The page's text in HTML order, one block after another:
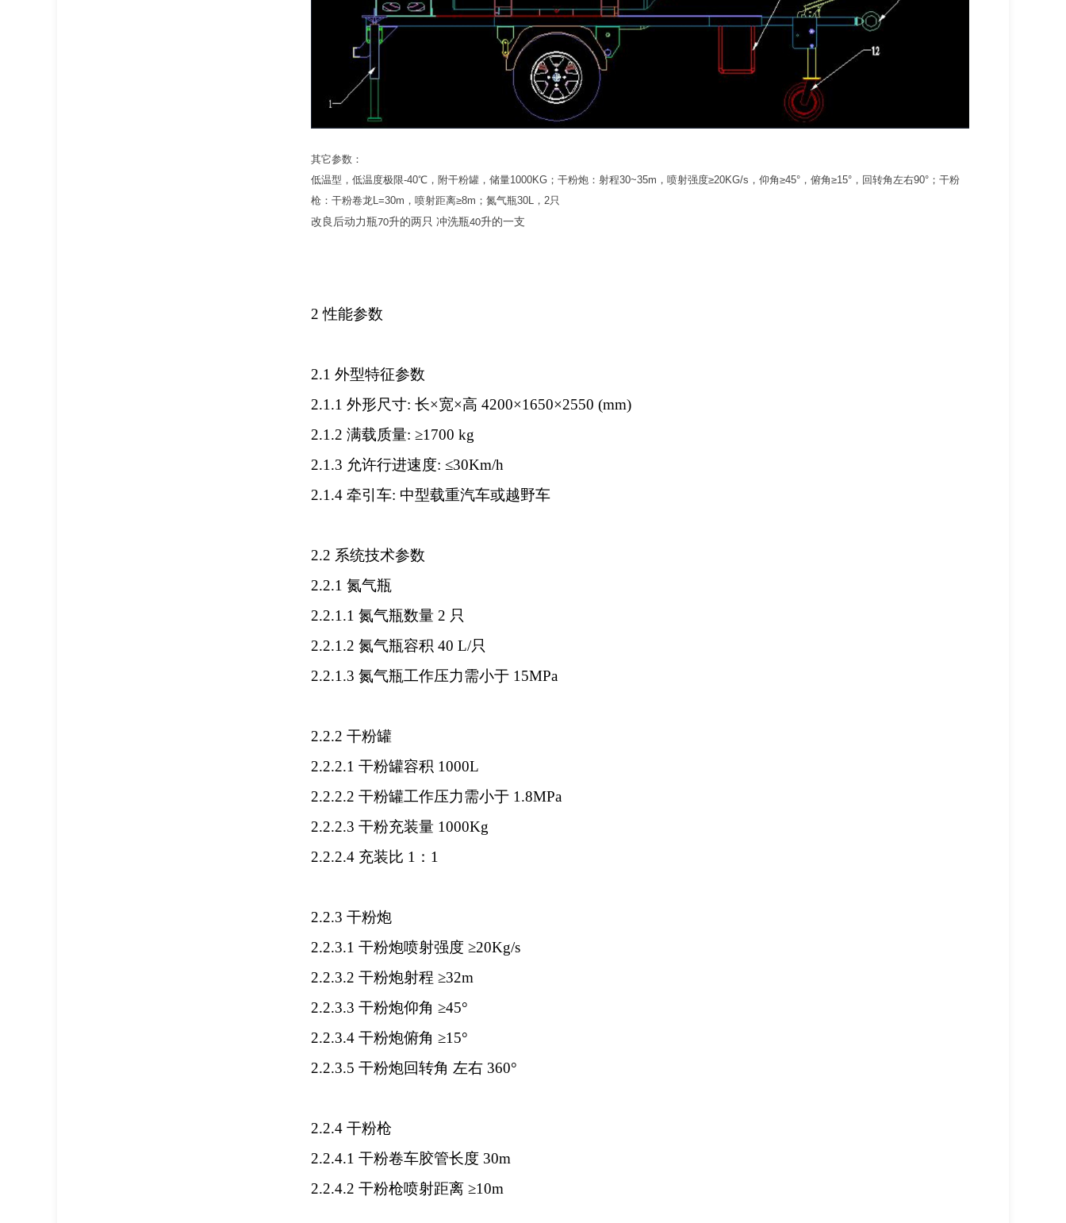
其它参数：
低温型，低温度极限-40℃，附干粉罐，储量1000KG；干粉炮：射程30~35m，喷射强度≥20KG/s，仰角≥45°，俯角≥15°，回转角左右90°；干粉
枪：干粉卷龙L=30m，喷射距离≥8m；氮气瓶30L，2只
改良后动力瓶70升的两只 冲洗瓶40升的一支
2性能参数
2.1 外型特征参数
2.1.1 外形尺寸: 长×宽×高 4200×1650×2550 (mm)
2.1.2 满载质量: ≥1700 kg
2.1.3 允许行进速度: ≤30Km/h
2.1.4 牵引车: 中型载重汽车或越野车
2.2 系统技术参数
2.2.1 氮气瓶
2.2.1.1 氮气瓶数量 2 只
2.2.1.2 氮气瓶容积 40 L/只
2.2.1.3 氮气瓶工作压力需小于 15MPa
2.2.2 干粉罐
2.2.2.1 干粉罐容积 1000L
2.2.2.2 干粉罐工作压力需小于 1.8MPa
2.2.2.3 干粉充装量 1000Kg
2.2.2.4 充装比 1 ： 1
2.2.3 干粉炮
2.2.3.1 干粉炮喷射强度 ≥20Kg/s
2.2.3.2 干粉炮射程 ≥32m
2.2.3.3 干粉炮仰角 ≥45°
2.2.3.4 干粉炮俯角 ≥15°
2.2.3.5 干粉炮回转角 左右 360°
2.2.4 干粉枪
2.2.4.1 干粉卷车胶管长度 30m
2.2.4.2 干粉枪喷射距离 ≥10m